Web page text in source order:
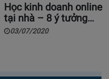
Học kinh doanh online
tại nhà – 8 ý tưởng…
03/07/2020